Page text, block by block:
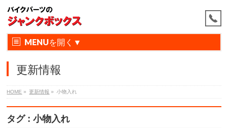
MENU
更新情報
HOME » 更新情報 » 小物入れ
タグ : 小物入れ